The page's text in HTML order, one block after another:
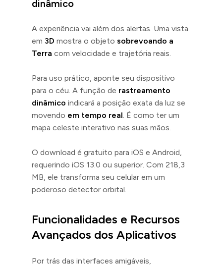
dinâmico
A experiência vai além dos alertas. Uma vista
em 3D mostra o objeto sobrevoando a
Terra com velocidade e trajetória reais.
Para uso prático, aponte seu dispositivo
para o céu. A função de rastreamento
dinâmico indicará a posição exata da luz se
movendo em tempo real . É como ter um
mapa celeste interativo nas suas mãos.
O download é gratuito para iOS e Android,
requerindo iOS 13.0 ou superior. Com 218,3
MB, ele transforma seu celular em um
poderoso detector orbital.
Funcionalidades e Recursos
Avançados dos Aplicativos
Por trás das interfaces amigáveis,